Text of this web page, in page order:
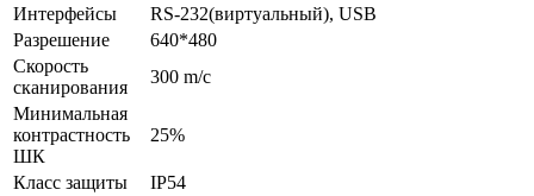
Интерфейсы
RS-232(виртуальный), USB
Разрешение
640*480
Скорость
сканирования
300 m/с
Минимальная
контрастность
ШК
25%
Класс защиты IP54